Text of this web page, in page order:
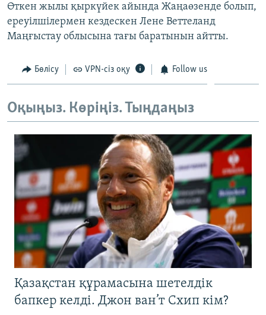
Өткен жылы қыркүйек айында Жаңаөзенде болып,
ереуілшілермен кездескен Лене Веттеланд
Маңғыстау облысына тағы баратынын айтты.
Бөлісу VPN-сіз оқу Follow us
Оқыңыз. Көріңіз. Тыңдаңыз
Қазақстан құрамасына шетелдік
бапкер келді. Джон ван’т Схип кім?